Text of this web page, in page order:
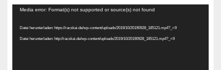
Video-
Media error: Format(s) not supported or source(s) not found
Datei herunterladen: https://racskai.de/wp-content/uploads/2019/10/20190928_185121.mp4?_=9
Datei herunterladen: http://racskai.de/wp-content/uploads/2019/10/20190928_185121.mp4?_=9